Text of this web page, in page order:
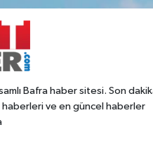
Bafra haber sitesi. Son
haberleri ve en güncel haberler